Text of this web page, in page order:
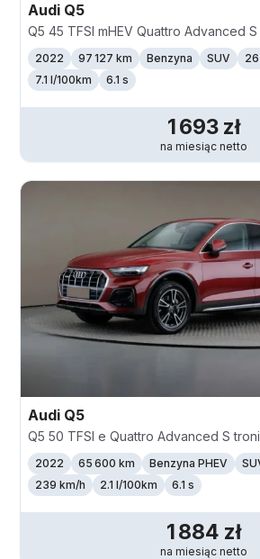
Audi Q5
Q5 45 TFSI mHEV Quattro Advanced
2022 97 127 km Benzyna SUV
7.1 l/100km
6.1 s
1 693 zł
na miesiąc netto
Audi Q5
Q5 50 TFSI e Quattro Advanced S
2022 65 600 km Benzyna PHEV
239 km/h 2.1 l/100km 6.1 s
1 884 zł
na miesiąc netto